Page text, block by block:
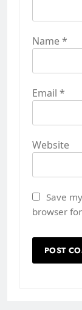
Name*
Email *
Website
Save
browser